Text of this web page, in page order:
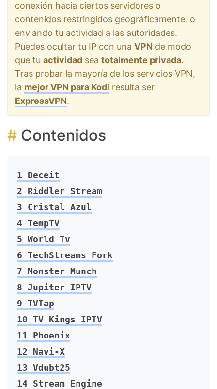
conexión hacia ciertos servidores o
contenidos restringidos geográficamente, o
enviando tu actividad a las autoridades.
Puedes ocultar tu IP con una VPN de modo
que tu actividad sea totalmente privada.
Tras probar la mayoría de los servicios VPN,
la mejor VPN para Kodi resulta ser
ExpressVPN.
Contenidos
1 Deceit
2 Riddler Stream
3 Cristal Azul
4 TempTV
5 World Tv
6 TechStreams Fork
7 Monster Munch
8 Jupiter IPTV
9 TVTap
10 TV Kings IPTV
11 Phoenix
12 Navi-X
13 Vdubt25
14 Stream Engine